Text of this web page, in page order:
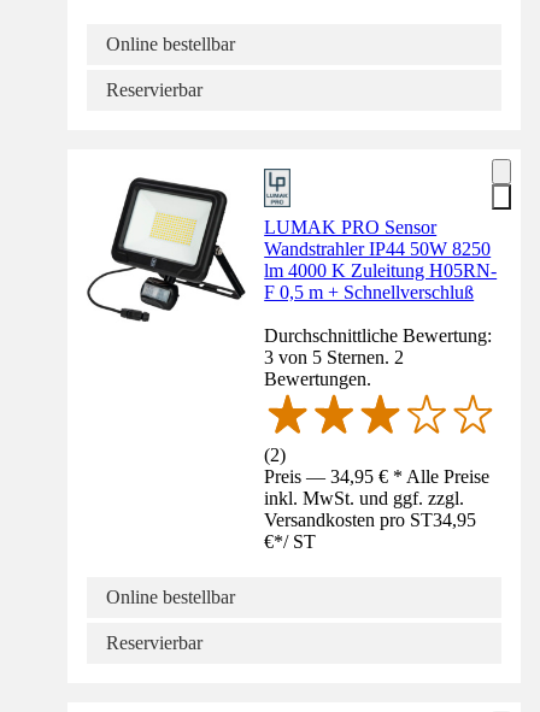
Online bestellbar
Reservierbar
LUMAK PRO Sensor
Wandstrahler IP44 50W 8250
lm 4000 K Zuleitung H05RN-
F 0,5 m + Schnellverschluß
Durchschnittliche Bewertung:
3 von 5 Sternen. 2
Bewertungen.
(2)
Preis — 34,95 € * Alle Preise
inkl. MwSt. und ggf. zzgl.
Versandkosten pro ST34,95
€*/ ST
Online bestellbar
Reservierbar